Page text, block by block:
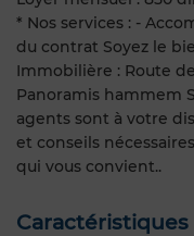
* Nos services : -
du contrat Soyez le
Immobilière : Route
Panoramis hammem
agents sont à votre
et conseils
qui vous convient..